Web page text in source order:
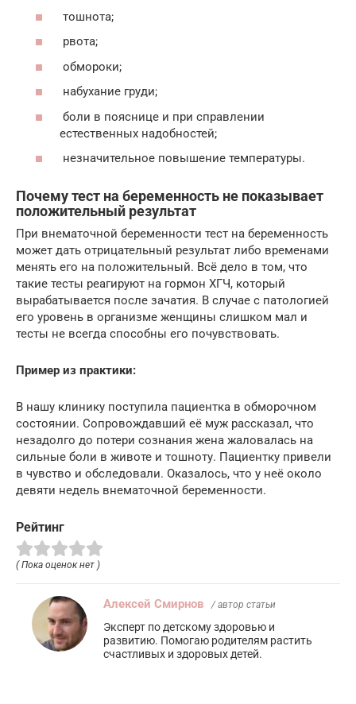
тошнота;
рвота;
обмороки;
набухание груди;
боли в пояснице и при справлении
естественных надобностей;
незначительное повышение температуры.
Почему тест на беременность не показывает
положительный результат
При внематочной беременности тест на беременность
может дать отрицательный результат либо временами
менять его на положительный. Всё дело в том, что
такие тесты реагируют на гормон ХГЧ, который
вырабатывается после зачатия. В случае с патологией
его уровень в организме женщины слишком мал и
тесты не всегда способны его почувствовать.
Пример из практики:
В нашу клинику поступила пациентка в обморочном
состоянии. Сопровождавший её муж рассказал, что
незадолго до потери сознания жена жаловалась на
сильные боли в животе и тошноту. Пациентку привели
в чувство и обследовали. Оказалось, что у неё около
девяти недель внематочной беременности.
Рейтинг
( Пока оценок нет )
Алексей Смирнов / автор статьи
Эксперт по детскому здоровью и
развитию. Помогаю родителям растить
счастливых и здоровых детей.